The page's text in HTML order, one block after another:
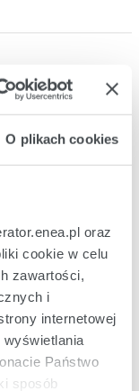
O plikach cookies
oraz
cookie w celu
zawartości,
i
internetowej
Państwo
sposób
URE w
Ceny
co